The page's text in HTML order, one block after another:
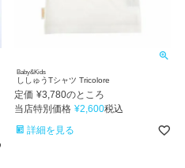
Baby&Kids
ししゅうTシャツ Tricolore
定価 ¥3,780のところ
当店特別価格 ¥2,600税込
詳細を見る